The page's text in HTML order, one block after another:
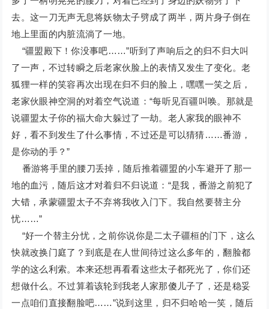
去。这一刀无声无息将妖物太子劈成了两半，两片身子倒在
地上里面的内脏流淌了一地。
“疆盟殿下！你没事吧……”听到了声响后之的归不归大叫
了一声，不过转瞬之后老家伙脸上的表情又发生了变化。老
狐狸一样的笑容再次出现在归不归的脸上，嘿嘿一笑之后，
老家伙眼神空洞的对着空气说道：“每听见百疆叫唤。那就是
说疆盟太子你的福大命大躲过了一劫。老人家我的眼神不
好，看不到发生了什么事情，不过还是可以猜猜……番游，
是你动的手？”
番游将手里的腰刀丢掉，随后推着疆盟的小车避开了那一
地的血污，随后这才对着归不归说道：“是我，番游之前犯了
大错，承蒙疆盟太子不弃将我收入门下。我自然要替主分
忧……”
“好一个替主分忧，之前你说你是二太子疆桓的门下，这么
快就改换门庭了？到底是在人世间待过这么多年的，翻脸都
学的这么利索。本来还想再看看这些太子都死光了，你们还
想做什么。不过算着该轮到我老人家那傻儿子了，还是稳妥
一点咱们直接翻脸吧……”说到这里，归不归哈哈一笑，随后